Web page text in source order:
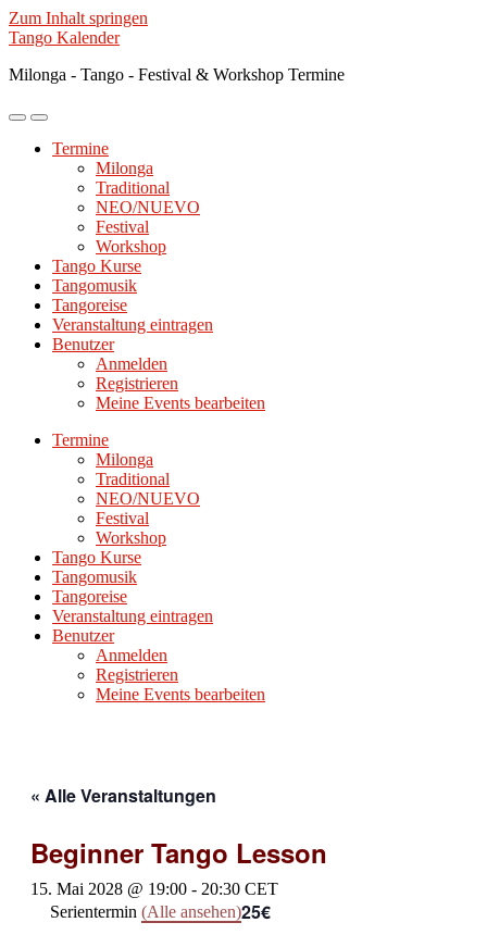
Zum Inhalt springen
Tango Kalender
Milonga - Tango - Festival & Workshop Termine
Mobile-
ein-/ausblenden
Suchfeld
ein-/ausblenden
Termine
Milonga
Traditional
NEO/NUEVO
Festival
Workshop
Tango Kurse
Tangomusik
Tangoreise
Veranstaltung eintragen
Benutzer
Anmelden
Registrieren
Meine Events bearbeiten
Termine
Milonga
Traditional
NEO/NUEVO
Festival
Workshop
Tango Kurse
Tangomusik
Tangoreise
Veranstaltung eintragen
Benutzer
Anmelden
Registrieren
Meine Events bearbeiten
« Alle Veranstaltungen
Beginner Tango Lesson
15. Mai 2028 @ 19:00 - 20:30 CET
Serientermin (Alle ansehen)25€